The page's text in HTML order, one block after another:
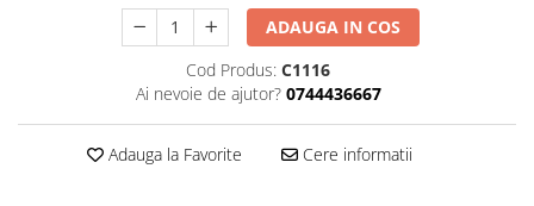
Valentine's Day
Buchete extravagante
HOME & OFFICE Deco
ADAUGA IN COS
Cod Produs: C1116
Ai nevoie de ajutor? 0744436667
Adauga la Favorite Cere informatii